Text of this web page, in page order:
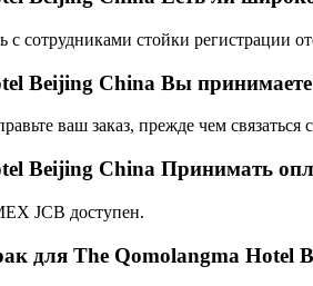
с сотрудниками стойки регистрации
Beijing China Вы принимаете
ваш заказ, прежде чем связаться
Beijing China Принимать
JCB доступен.
для The Qomolangma Hotel